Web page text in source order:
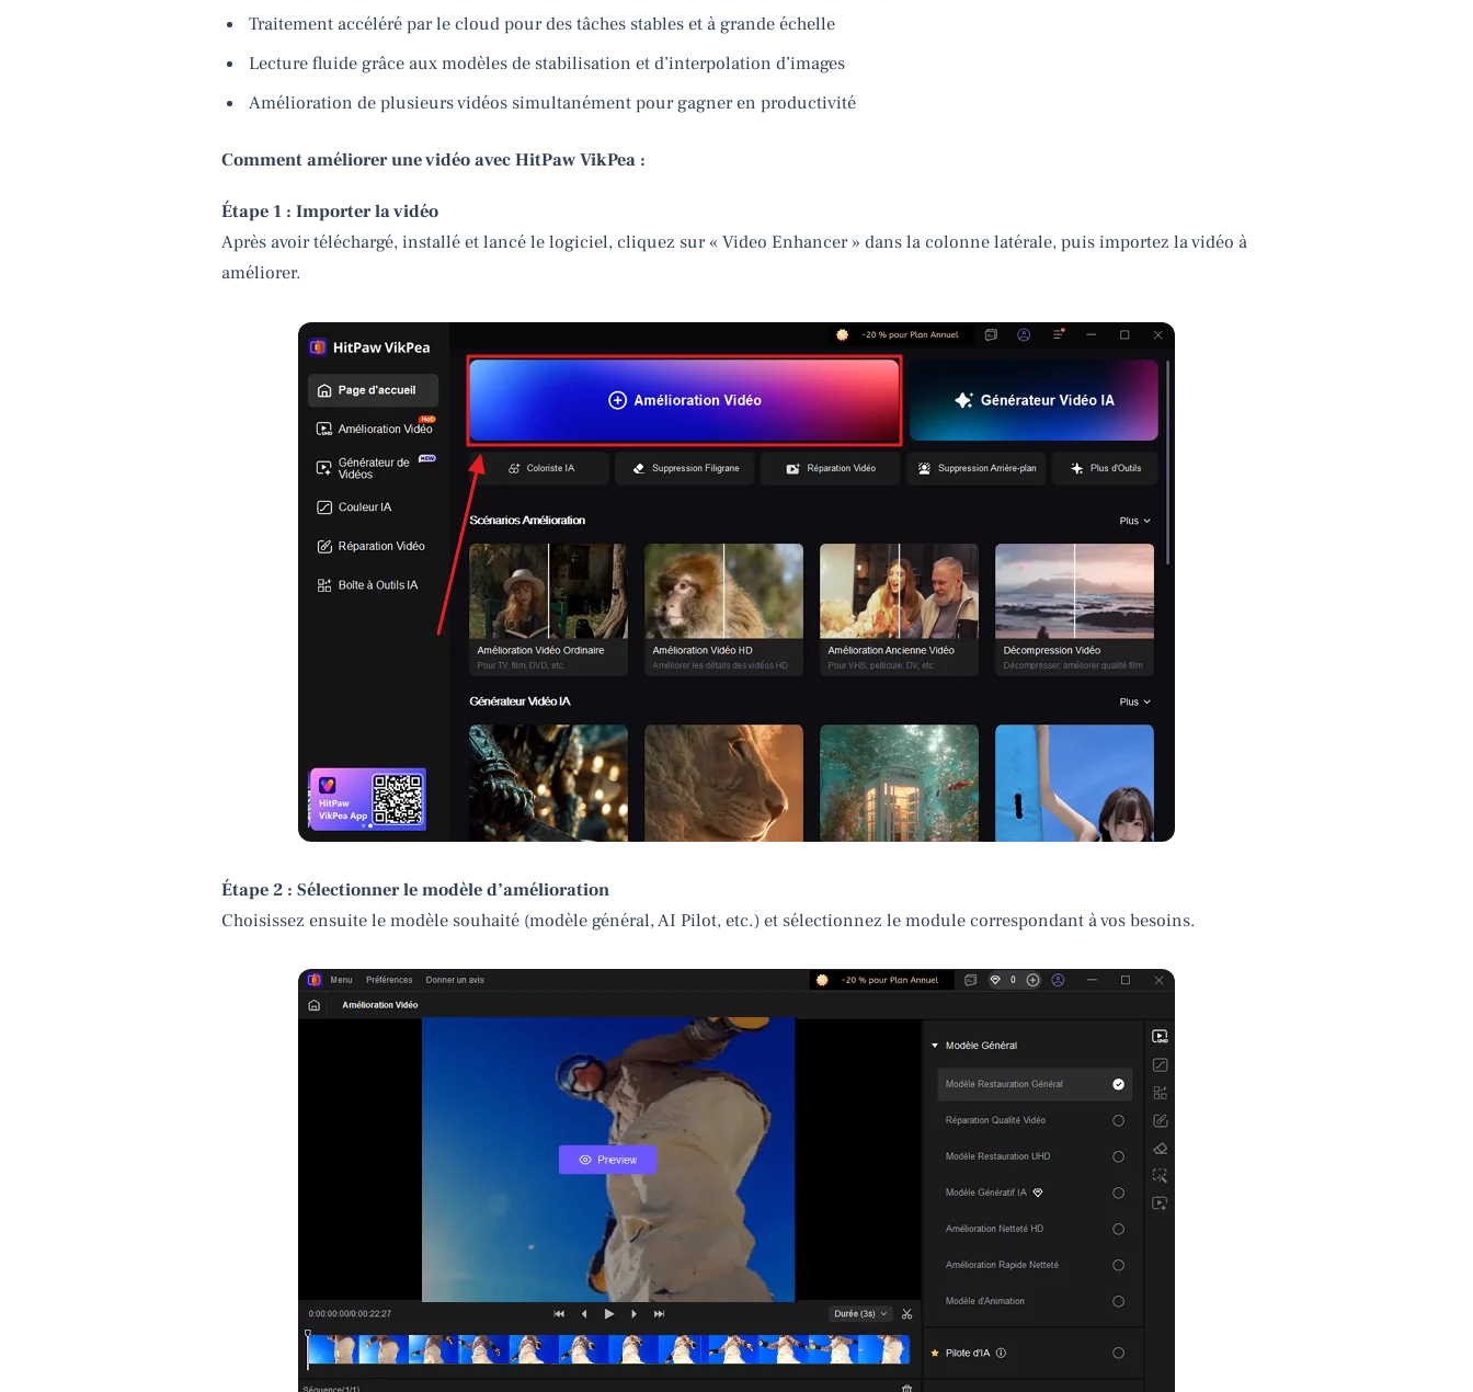
Traitement accéléré par le cloud pour des tâches stables et à grande échelle
Lecture fluide grâce aux modèles de stabilisation et d’interpolation d’images
Amélioration de plusieurs vidéos simultanément pour gagner en productivité
Comment améliorer une vidéo avec HitPaw VikPea :
Étape 1 : Importer la vidéo
Après avoir téléchargé, installé et lancé le logiciel, cliquez sur « Video Enhancer » dans la colonne latérale, puis importez la vidéo à
améliorer.
Étape 2 : Sélectionner le modèle d’amélioration
Choisissez ensuite le modèle souhaité (modèle général, AI Pilot, etc.) et sélectionnez le module correspondant à vos besoins.